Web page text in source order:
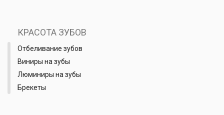
КРАСОТА ЗУБОВ
Отбеливание зубов
Виниры на зубы
Люминиры на зубы
Брекеты